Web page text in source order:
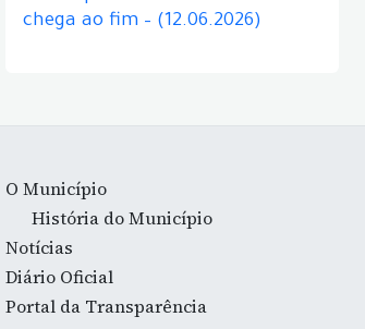
chega ao fim – (12.06.2026)
O Município
História do Município
Notícias
Diário Oficial
Portal da Transparência